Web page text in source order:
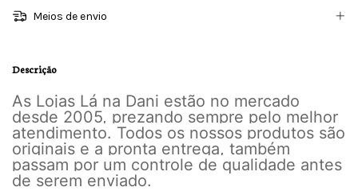
Meios de envio
Descrição
As Lojas Lá na Dani estão no mercado
desde 2005, prezando sempre pelo melhor
atendimento. Todos os nossos produtos são
originais e a pronta entrega, também
passam por um controle de qualidade antes
de serem enviado.